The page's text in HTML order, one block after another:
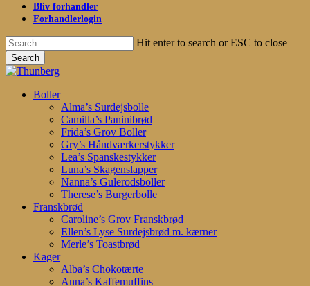
Bliv forhandler
Forhandlerlogin
Hit enter to search or ESC to close
Search
Close
search
account
Menu
Boller
Alma’s Surdejsbolle
Camilla’s Paninibrød
Frida’s Grov Boller
Gry’s Håndværkerstykker
Lea’s Spanskestykker
Luna’s Skagenslapper
Nanna’s Gulerodsboller
Therese’s Burgerbolle
Franskbrød
Caroline’s Grov Franskbrød
Ellen’s Lyse Surdejsbrød m. kærner
Merle’s Toastbrød
Kager
Alba’s Chokotærte
Anna’s Kaffemuffins